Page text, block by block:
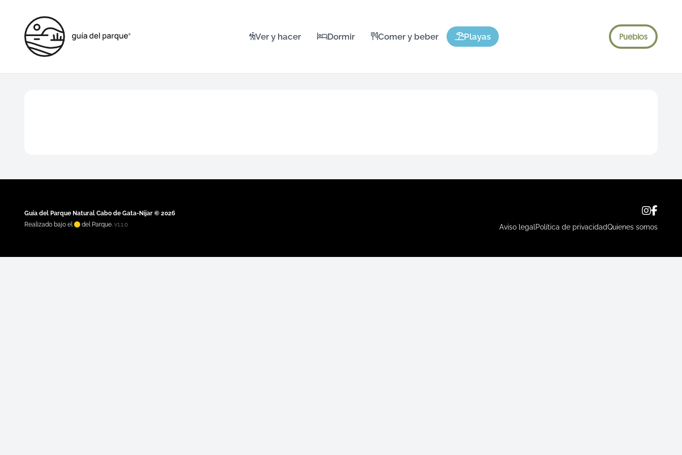
Ver y hacer Dormir Comer y beber Playas Pueblos
Aviso legal Política de privacidadQuienes somos
Guía del Parque Natural Cabo de Gata-Níjar © 2026
Realizado bajo el
del Parque. v1.1.0